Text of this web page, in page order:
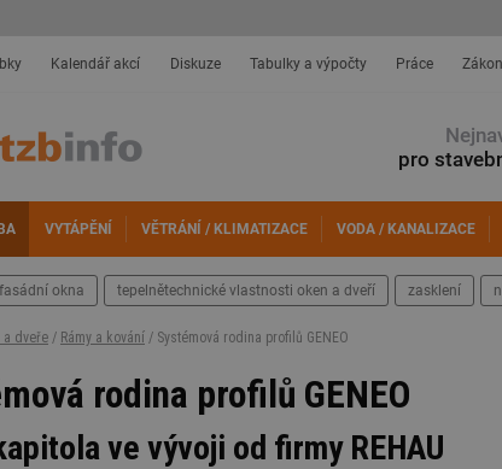
Kalendář akcí Diskuze Tabulky a výpočty Práce
pro
VYTÁPĚNÍ VĚTRÁNÍ / KLIMATIZACE VODA / KANALIZACE
fasádní okna tepelnětechnické vlastnosti oken a dveří zasklení
a dveře / Rámy a kování / Systémová rodina profilů GENEO
rodina profilů GENEO
ve vývoji od firmy REHAU